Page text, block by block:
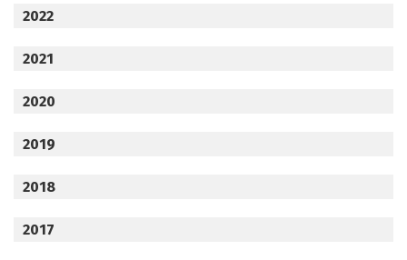
2022
2021
2020
2019
2018
2017